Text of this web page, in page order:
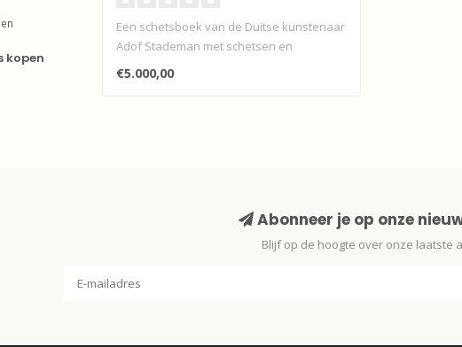
kopen
Een schetsboek van de Duitse kunstenaar
Adof Stademan met schetsen en
aquarellen..
€5.000,00
Abonneer je op onze
Blijf op de hoogte over onze laatste